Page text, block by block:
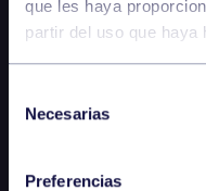
que les haya
partir del uso que
Necesarias
Preferencias